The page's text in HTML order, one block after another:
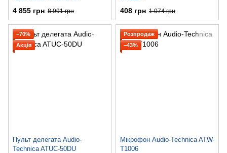
4 855 грн 8 991 грн 408 грн 1 074 грн
−70%
Акція
Пульт делегата Audio-
Technica ATUC-50DU
Розпродаж
−43%
Мікрофон Audio-Technica ATW-
T1006